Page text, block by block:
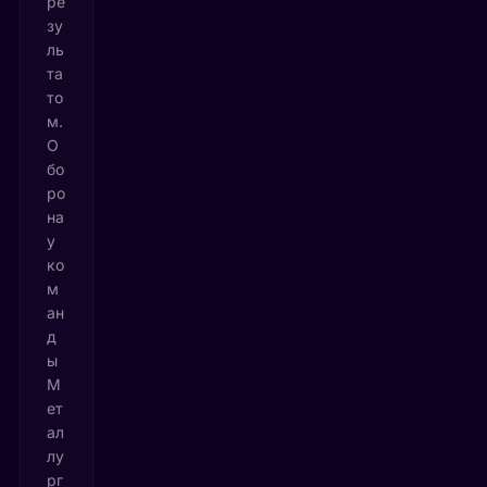
зу
ль
та
то
м.
О
бо
ро
на
у
ко
м
ан
д
ы
М
ет
ал
лу
рг